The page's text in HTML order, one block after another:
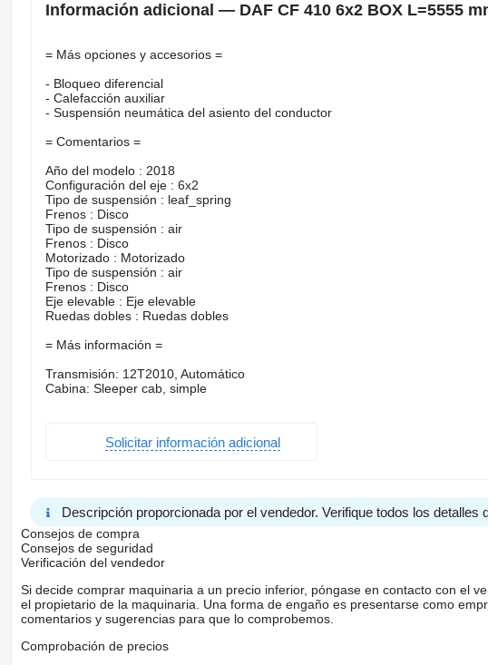
Información adicional — DAF CF 410 6x2 BOX L=5555
= Más opciones y accesorios =
- Bloqueo diferencial
- Calefacción auxiliar
- Suspensión neumática del asiento del conductor
= Comentarios =
Año del modelo : 2018
Configuración del eje : 6x2
Tipo de suspensión : leaf_spring
Frenos : Disco
Tipo de suspensión : air
Frenos : Disco
Motorizado : Motorizado
Tipo de suspensión : air
Frenos : Disco
Eje elevable : Eje elevable
Ruedas dobles : Ruedas dobles
= Más información =
Transmisión: 12T2010, Automático
Cabina: Sleeper cab, simple
Solicitar información adicional
Descripción proporcionada por el vendedor. Verifique todos los detalles
Consejos de compra
Consejos de seguridad
Verificación del vendedor
Si decide comprar maquinaria a un precio inferior, póngase en contacto con el
el propietario de la maquinaria. Una forma de engaño es presentarse como
comentarios y sugerencias para que lo comprobemos.
Comprobación de precios